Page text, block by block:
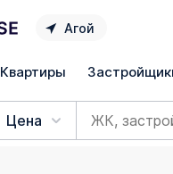
Агой
Квартиры
Цена